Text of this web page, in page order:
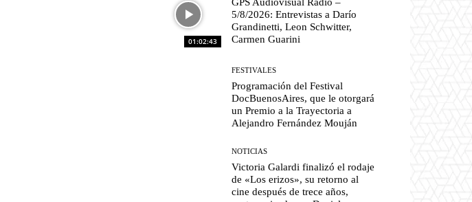
01:02:43
GPS Audiovisual Radio –
5/8/2026: Entrevistas a Darío
Grandinetti, Leon Schwitter,
Carmen Guarini
FESTIVALES
Programación del Festival
DocBuenosAires, que le otorgará
un Premio a la Trayectoria a
Alejandro Fernández Mouján
NOTICIAS
Victoria Galardi finalizó el rodaje
de «Los erizos», su retorno al
cine después de trece años,